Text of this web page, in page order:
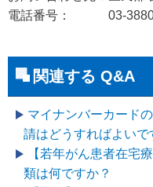
電話番号： 03-
関連する Q&A
マイナンバーカード
請はどうすればよいで
【若年がん患者在宅
類は何ですか？